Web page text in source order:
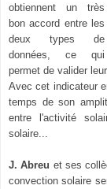
obtiennent un très
bon accord entre les
deux types de
données, ce qui
permet de valider
Avec cet indicateur
temps de son
entre l'activité
solaire...
J. Abreu et ses
convection solaire